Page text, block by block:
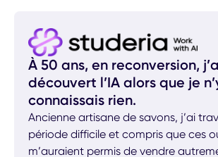
À 50 ans, en reconversion,
découvert l’IA alors que je
connaissais rien.
Ancienne artisane de savons, j’ai
période difficile et compris que ces
m’auraient permis de vendre